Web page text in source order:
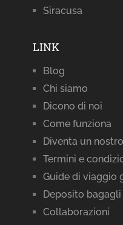
Siracusa
LINK
Blog
Chi siamo
Dicono di noi
Come funziona
Diventa un
Termini e
Guide di viaggio
Deposito bagagli
Collaborazioni